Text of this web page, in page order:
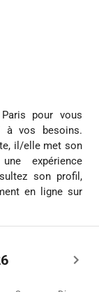
pour vous
à vos besoins.
il/elle met son
expérience
son profil,
en ligne sur